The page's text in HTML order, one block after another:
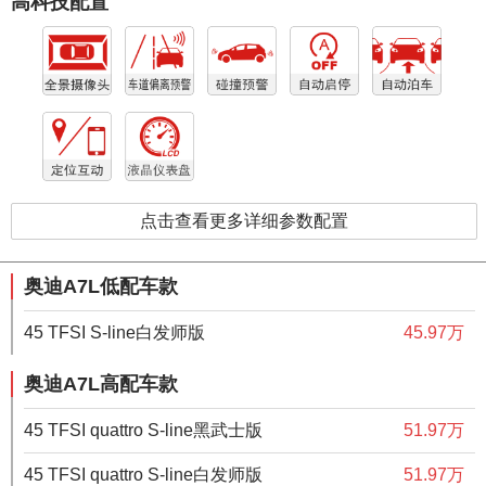
点击查看更多详细参数配置
奥迪A7L低配车款
45 TFSI S-line白发师版 45.97万
奥迪A7L高配车款
45 TFSI quattro S-line黑武士版 51.97万
45 TFSI quattro S-line白发师版 51.97万